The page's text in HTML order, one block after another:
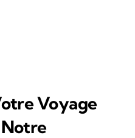
Voyage
Notre